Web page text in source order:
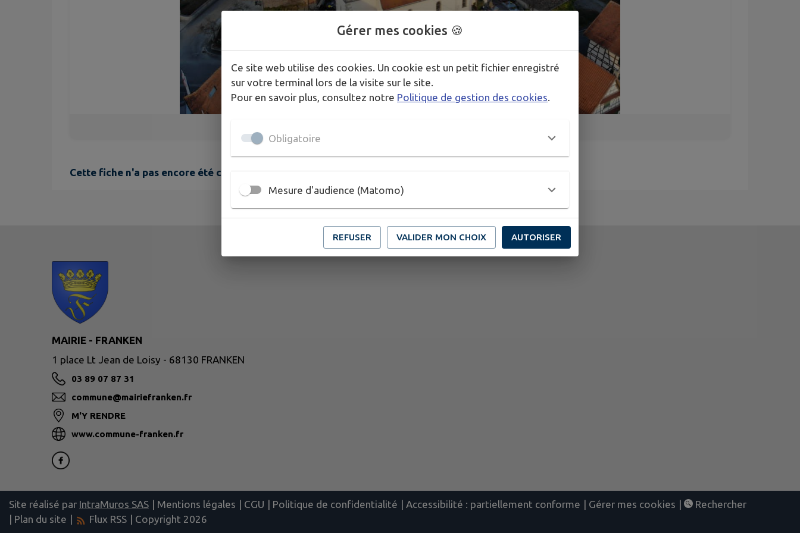
Cette fiche n'a pas encore été complétée.
MAIRIE - FRANKEN
1 place Lt Jean de Loisy - 68130 FRANKEN
03 89 07 87 31
commune@mairiefranken.fr
M'Y RENDRE
www.commune-franken.fr
Site réalisé par IntraMuros SAS | Mentions légales | CGU | Politique de confidentialité | Accessibilité : partiellement conforme | Gérer mes cookies |
Rechercher
| Plan du site | Flux RSS | Copyright 2026
Gérer mes cookies 🍪
Ce site web utilise des cookies. Un cookie est un petit fichier enregistré
sur votre terminal lors de la visite sur le site.
Pour en savoir plus, consultez notre Politique de gestion des cookies.
Obligatoire
Mesure d'audience (Matomo)
REFUSER VALIDER MON CHOIX AUTORISER